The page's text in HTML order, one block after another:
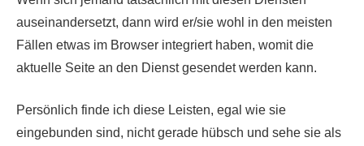
auseinandersetzt, dann wird er/sie wohl in den meisten
Fällen etwas im Browser integriert haben, womit die
aktuelle Seite an den Dienst gesendet werden kann.
Persönlich finde ich diese Leisten, egal wie sie
eingebunden sind, nicht gerade hübsch und sehe sie als